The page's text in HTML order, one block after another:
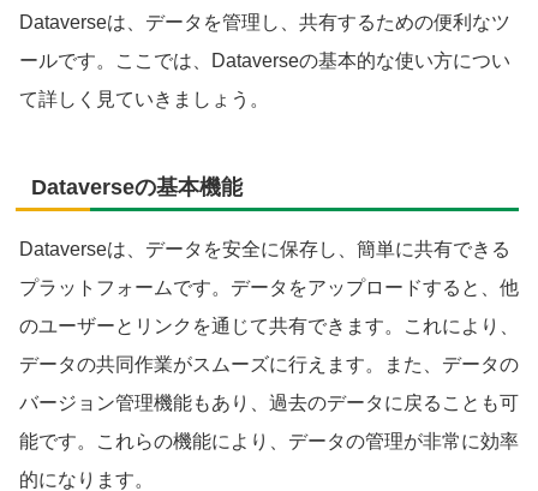
Dataverseは、データを管理し、共有するための便利なツ
ールです。ここでは、Dataverseの基本的な使い方につい
て詳しく見ていきましょう。
Dataverseの基本機能
Dataverseは、データを安全に保存し、簡単に共有できる
プラットフォームです。データをアップロードすると、他
のユーザーとリンクを通じて共有できます。これにより、
データの共同作業がスムーズに行えます。また、データの
バージョン管理機能もあり、過去のデータに戻ることも可
能です。これらの機能により、データの管理が非常に効率
的になります。